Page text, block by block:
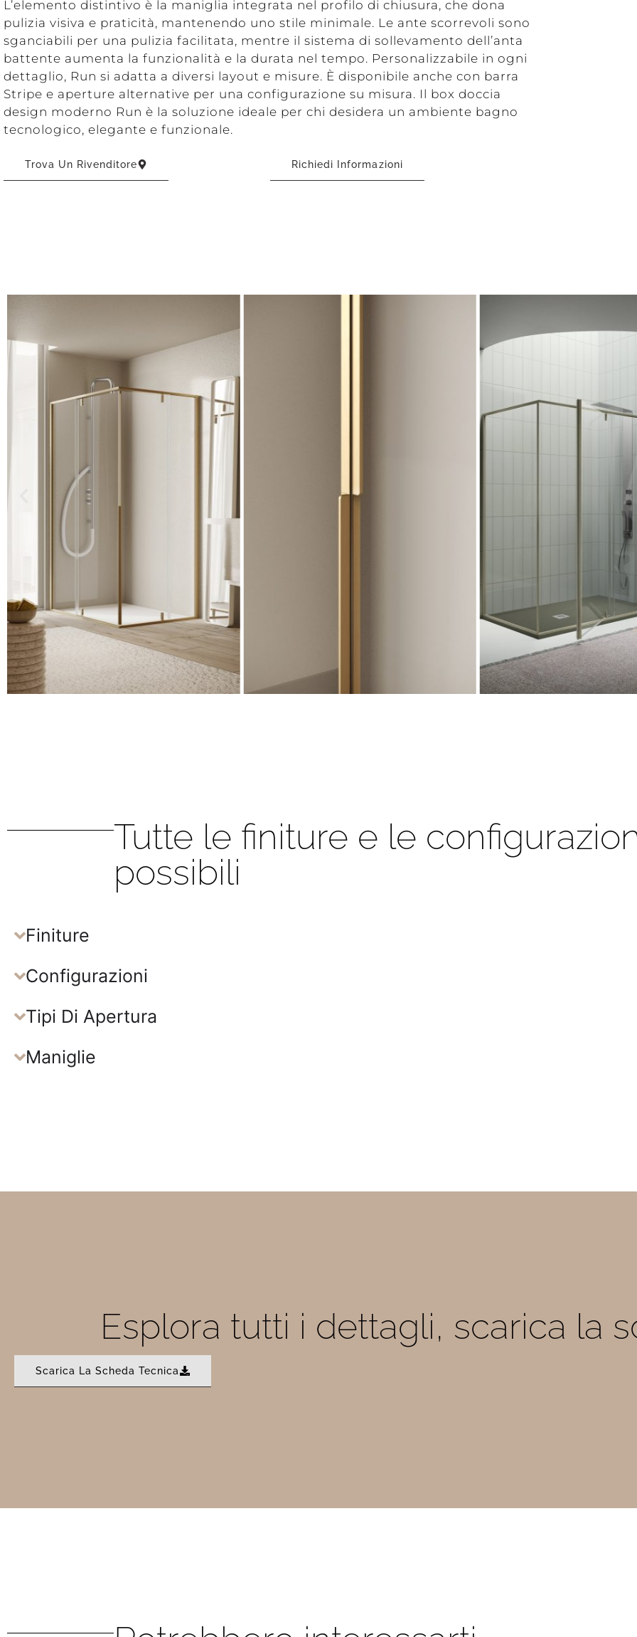
L’elemento distintivo è la maniglia integrata nel profilo di chiusura, che dona
pulizia visiva e praticità, mantenendo uno stile minimale. Le ante scorrevoli sono
sganciabili per una pulizia facilitata, mentre il sistema di sollevamento dell’anta
battente aumenta la funzionalità e la durata nel tempo. Personalizzabile in ogni
dettaglio, Run si adatta a diversi layout e misure. È disponibile anche con barra
Stripe e aperture alternative per una configurazione su misura. Il box doccia
design moderno Run è la soluzione ideale per chi desidera un ambiente bagno
tecnologico, elegante e funzionale.
Trova Un Rivenditore Richiedi Informazioni
Tutte le finiture e le
possibili
Finiture
Configurazioni
Tipi Di Apertura
Maniglie
Esplora tutti i dettagli, scarica la
Scarica La Scheda Tecnica